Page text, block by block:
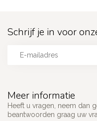
Meer informatie
Heeft u vragen, neem dan
beantwoorden graag uw
Schrijf je in voor